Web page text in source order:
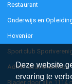
Deze website
ervaring te
Restaurant
Onderwijs en
Hovenier
Sportclub
Administratiekantoor
Blader door alle 1114